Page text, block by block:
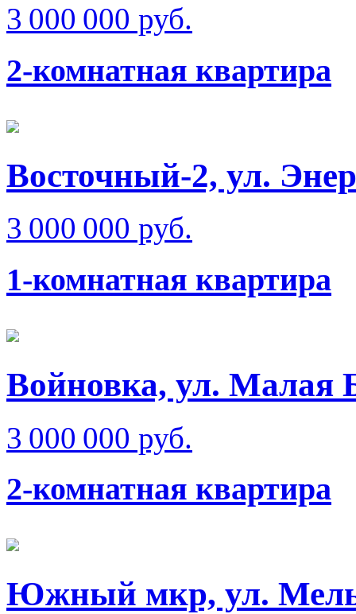
3 000 000 руб.
2-комнатная квартира
Восточный-2, ул.
3 000 000 руб.
1-комнатная квартира
Войновка, ул. Малая
3 000 000 руб.
2-комнатная квартира
Южный мкр, ул.